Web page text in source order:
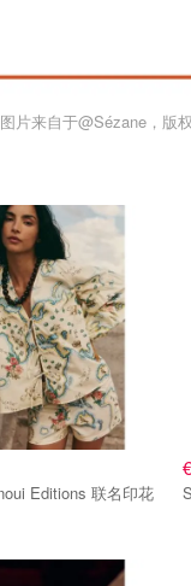
图片来自于@Sézane，版